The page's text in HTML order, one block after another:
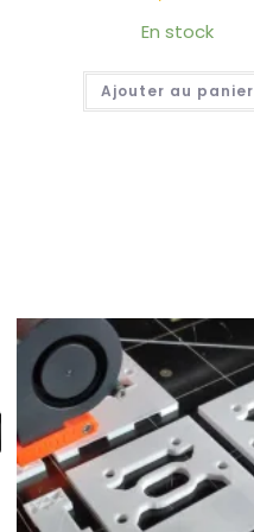
En stock
Ajouter au panier